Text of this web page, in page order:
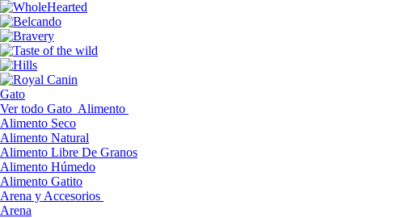
Gato
Ver todo Gato Alimento
Alimento Seco
Alimento Natural
Alimento Libre De Granos
Alimento Húmedo
Alimento Gatito
Arena y Accesorios
Arena